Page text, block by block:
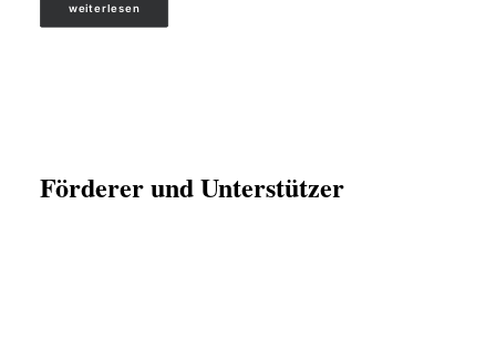
weiterlesen
Förderer und Unterstützer